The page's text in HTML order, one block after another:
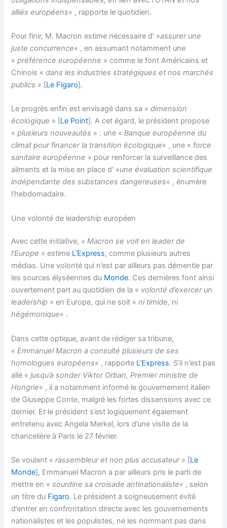
alliés européens« , rapporte le quotidien.
Pour finir, M. Macron estime nécessaire d' »assurer une
juste concurrence« , en assumant notamment une
«préférence européenne » comme le font Américains et
Chinois «dans les industries stratégiques et nos marchés
publics » [Le Figaro].
Le progrès enfin est envisagé dans sa «dimension
écologique » [Le Point]. A cet égard, le président propose
«plusieurs nouveautés » : une «Banque européenne du
climat pour financer la transition écologique« , une « force
sanitaire européenne » pour renforcer la surveillance des
aliments et la mise en place d' »une évaluation scientifique
indépendante des substances dangereuses« , énumère
l’hebdomadaire.
Une volonté de leadership européen
Avec cette initiative, «Macron se voit en leader de
l’Europe » estime L’Express, comme plusieurs autres
médias. Une volonté qui n’est par ailleurs pas démentie par
les sources élyséennes du Monde. Ces dernières font ainsi
ouvertement part au quotidien de la « volonté d’exercer un
leadership » en Europe, qui ne soit «ni timide, ni
hégémonique« .
Dans cette optique, avant de rédiger sa tribune,
«Emmanuel Macron a consulté plusieurs de ses
homologues européens« , rapporte L’Express. S’il n’est pas
allé «jusqu’à sonder Viktor Orban, Premier ministre de
Hongrie« , il a notamment informé le gouvernement italien
de Giuseppe Conte, malgré les fortes dissensions avec ce
dernier. Et le président s’est logiquement également
entretenu avec Angela Merkel, lors d’une visite de la
chancelière à Paris le 27 février.
Se voulant «rassembleur et non plus accusateur» [Le
Monde], Emmanuel Macron a par ailleurs pris le parti de
mettre en «sourdine sa croisade antinationaliste« , selon
un titre du Figaro. Le président a soigneusement évité
d’entrer en confrontation directe avec les gouvernements
nationalistes et les populistes, ne les nommant pas dans